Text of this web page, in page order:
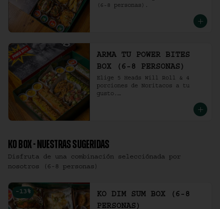
(6-8 personas).
ARMA TU POWER BITES
BOX (6-8 PERSONAS)
Elige 5 Heads Will Roll & 4
porciones de Noritacos a tu
gusto.
KO BOX - NUESTRAS SUGERIDAS
Disfruta de una combinación selecciónada por
nosotros (6-8 personas)
-13 %
KO DIM SUM BOX (6-8
PERSONAS)